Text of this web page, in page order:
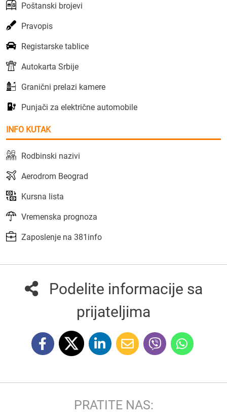
Poštanski brojevi
Pravopis
Registarske tablice
Autokarta Srbije
Granični prelazi kamere
Punjači za električne automobile
INFO KUTAK
Rodbinski nazivi
Aerodrom Beograd
Kursna lista
Vremenska prognoza
Zaposlenje na 381info
Podelite informacije sa
prijateljima
PRATITE NAS: